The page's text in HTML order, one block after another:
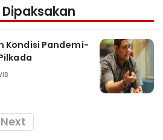
Kondisi Pandemi-
Next